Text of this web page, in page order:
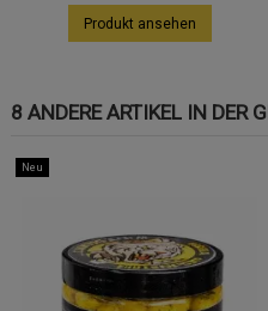
Produkt ansehen
8 ANDERE ARTIKEL IN DER
Neu